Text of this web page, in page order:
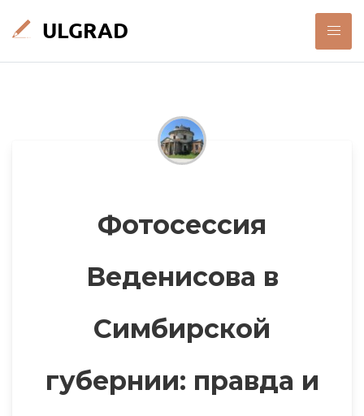
Фотосессия
Веденисова в
Симбирской
губернии: правда и